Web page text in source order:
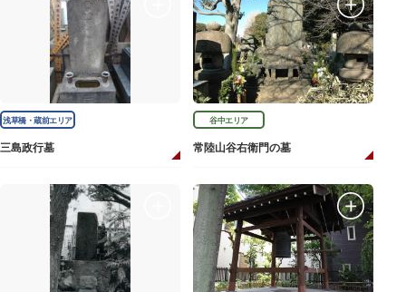
浅草橋・蔵前エリア
三島政行墓
谷中エリア
常陸山谷右衛門の墓